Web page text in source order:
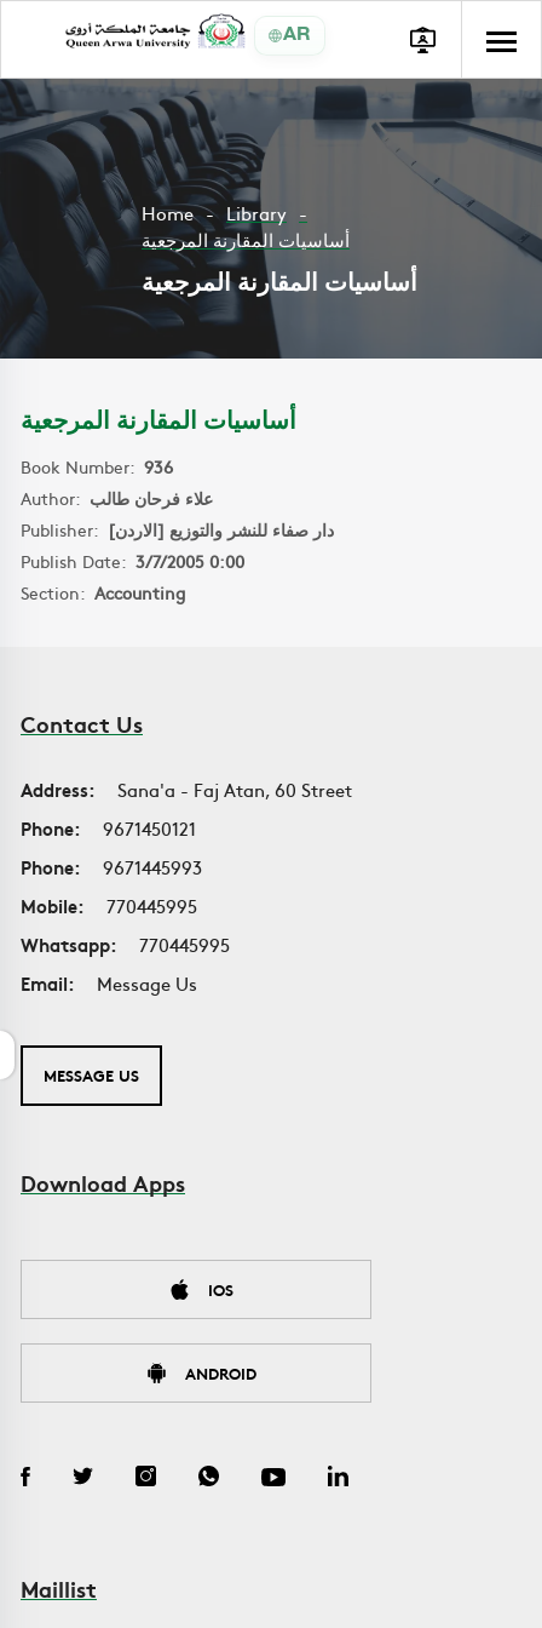
AR
Home
Library
أساسيات المقارنة المرجعية
أساسيات المقارنة المرجعية
أساسيات المقارنة المرجعية
Book Number: 936
Author: علاء فرحان طالب
Publisher: دار صفاء للنشر والتوزيع [الاردن]
Publish Date: 3/7/2005 0:00
Section: Accounting
Contact Us
Address:
Sana'a - Faj Atan, 60 Street
Phone:
9671450121
Phone:
9671445993
Mobile:
770445995
Whatsapp:
770445995
Email:
Message Us
MESSAGE US
Download Apps
IOS
ANDROID
Maillist